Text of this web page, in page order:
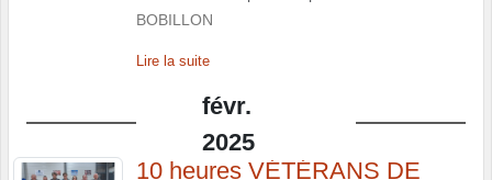
BOBILLON
Lire la suite
févr.
2025
10 heures VÉTÉRANS DE